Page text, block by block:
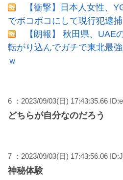
【衝撃】日本人女性、
でボコボコにして現行犯逮
【朗報】 秋田県、UAE
転がり込んでガチで東北最
ｗ
6 ：2023/09/03(日) 17:43:35.66
どちらが自分なのだろう
7 ：2023/09/03(日) 17:43:56.06
神秘体験